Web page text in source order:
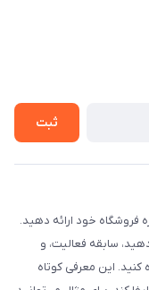
ثبت
فروشگاه خود ارائه دهید.
سابقه فعالیت، و
کنید. این معرفی کوتاه